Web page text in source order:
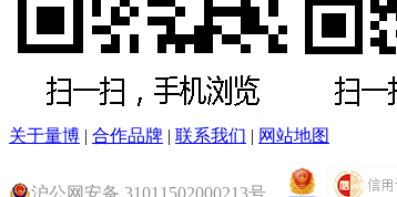
关于量博 | 合作品牌 | 联系我们 | 网站地图
沪公网安备 31011502000213号